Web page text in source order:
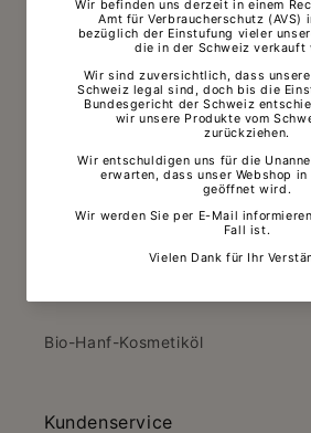
CBD Öl für Hunde
CBD Öl für Katzen
Bio-Hanf-Kosmetiköl
Kundenservice